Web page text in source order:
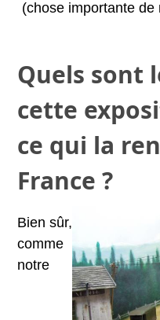
(chose importante de
Quels sont
cette
ce qui la
France ?
Bien sûr,
comme
notre